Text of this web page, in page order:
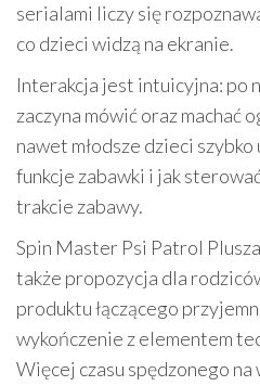
serialami liczy się
co dzieci widzą na ekranie.
Interakcja jest intuicyjna: po
zaczyna mówić oraz machać
nawet młodsze dzieci szybko
funkcje zabawki i jak
trakcie zabawy.
Spin Master Psi Patrol
także propozycja dla
produktu łączącego
wykończenie z elementem
Więcej czasu spędzonego